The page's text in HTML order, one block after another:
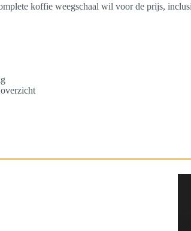
koffie weegschaal wil voor de prijs,